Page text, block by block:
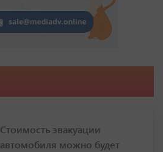
Стоимость эвакуации
автомобиля можно будет